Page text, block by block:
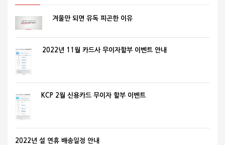
겨울만 되면 유독 피곤한 이유
2022년 11월 카드사 무이자할부 이벤트 안내
KCP 2월 신용카드 무이자 할부 이벤트
2022년 설 연휴 배송일정 안내